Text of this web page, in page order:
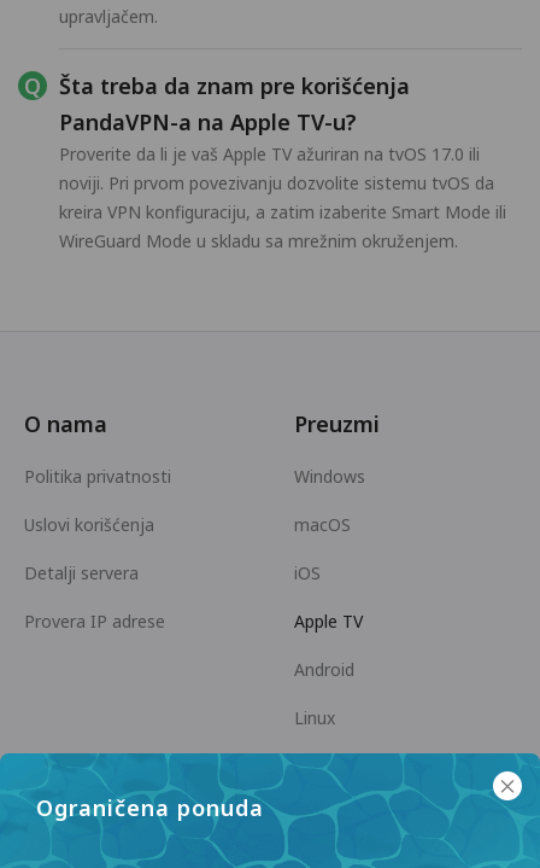
upravljačem.
Šta treba da znam pre korišćenja
PandaVPN-a na Apple TV-u?
Proverite da li je vaš Apple TV ažuriran na tvOS 17.0 ili
noviji. Pri prvom povezivanju dozvolite sistemu tvOS da
kreira VPN konfiguraciju, a zatim izaberite Smart Mode ili
WireGuard Mode u skladu sa mrežnim okruženjem.
Ograničena ponuda
O nama
Politika privatnosti
Uslovi korišćenja
Detalji servera
Provera IP adrese
Preuzmi
Windows
macOS
iOS
Apple TV
Android
Linux
Android TV
Centar za pomoć Saradnja